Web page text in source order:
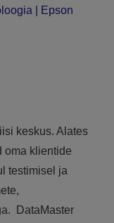
| Epson
keskus. Alates
oma klientide
testimisel ja
DataMaster